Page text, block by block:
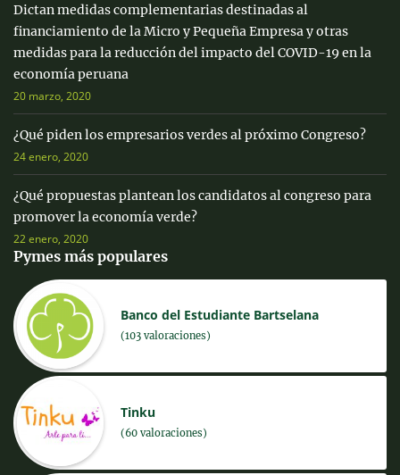
Dictan medidas complementarias destinadas al
financiamiento de la Micro y Pequeña Empresa y otras
medidas para la reducción del impacto del COVID-19 en la
economía peruana
20 marzo, 2020
¿Qué piden los empresarios verdes al próximo Congreso?
24 enero, 2020
¿Qué propuestas plantean los candidatos al congreso para
promover la economía verde?
22 enero, 2020
Pymes más populares
Banco del Estudiante Bartselana
(103 valoraciones)
Tinku
(60 valoraciones)